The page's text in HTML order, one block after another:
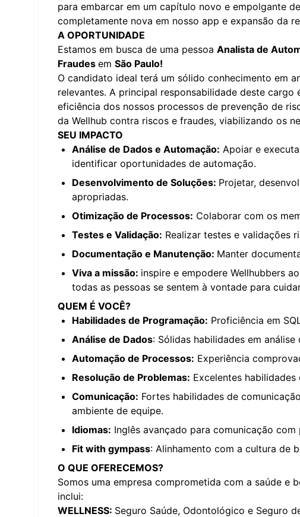
para embarcar em um capítulo novo e empolgante
completamente nova em nosso app e expansão da
A OPORTUNIDADE
Estamos em busca de uma pessoa Analista de
Fraudes em São Paulo!
O candidato ideal terá um sólido conhecimento em
relevantes. A principal responsabilidade deste
eficiência dos nossos processos de prevenção de
da Wellhub contra riscos e fraudes, viabilizando os
SEU IMPACTO
Análise de Dados e Automação: Apoiar e
identificar oportunidades de automação.
Desenvolvimento de Soluções: Projetar,
apropriadas.
Otimização de Processos: Colaborar com os
Testes e Validação: Realizar testes e validações
Documentação e Manutenção: Manter
Viva a missão: inspire e empodere Wellhubbers
todas as pessoas se sentem à vontade para
QUEM É VOCÊ?
Habilidades de Programação: Proficiência em
Análise de Dados: Sólidas habilidades em
Automação de Processos: Experiência
Resolução de Problemas: Excelentes
Comunicação: Fortes habilidades de
ambiente de equipe.
Idiomas: Inglês avançado para comunicação
Fit with gympass: Alinhamento com a cultura de
O QUE OFERECEMOS?
Somos uma empresa comprometida com a saúde e
inclui:
WELLNESS: Seguro Saúde, Odontológico e Seguro